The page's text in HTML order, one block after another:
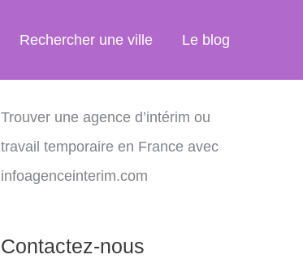
Rechercher une ville Le blog
Trouver une agence d’intérim ou
travail temporaire en France avec
infoagenceinterim.com
Contactez-nous